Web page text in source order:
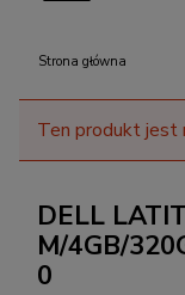
Strona główna
Ten produkt jest
DELL
M/4GB/
0